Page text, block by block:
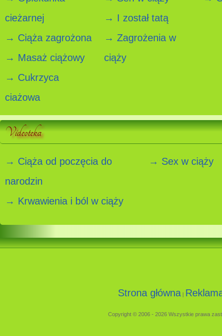
cieżarnej
→ Ciąża zagrożona
→ Masaż ciążowy
→ Cukrzyca
ciażowa
→ I został tatą
→ Zagrożenia w
ciąży
Videoteka
→ Ciąża od poczęcia do
narodzin
→ Krwawienia i ból w ciąży
→ Sex w ciąży
Strona główna|
Copyright © 2006 - 2026 Wszystkie prawa